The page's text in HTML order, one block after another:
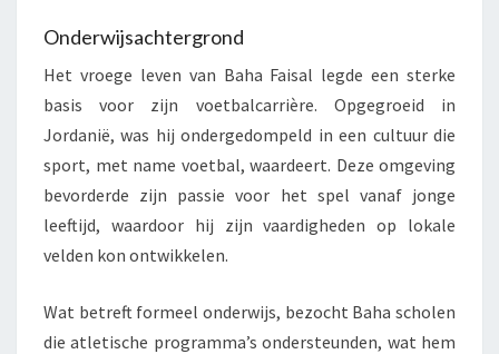
Onderwijsachtergrond
Het vroege leven van Baha Faisal legde een sterke
basis voor zijn voetbalcarrière. Opgegroeid in
Jordanië, was hij ondergedompeld in een cultuur die
sport, met name voetbal, waardeert. Deze omgeving
bevorderde zijn passie voor het spel vanaf jonge
leeftijd, waardoor hij zijn vaardigheden op lokale
velden kon ontwikkelen.
Wat betreft formeel onderwijs, bezocht Baha scholen
die atletische programma’s ondersteunden, wat hem